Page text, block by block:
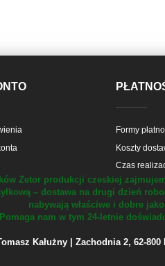
Formy
Koszty
Czas
Zetor produkcji czeskiej
– dostawa na drugi dzień
nabywają właściwe i dobre
Pomaga nam w tym 24-letnie
Kałużny | Zachodnia 2, 62-